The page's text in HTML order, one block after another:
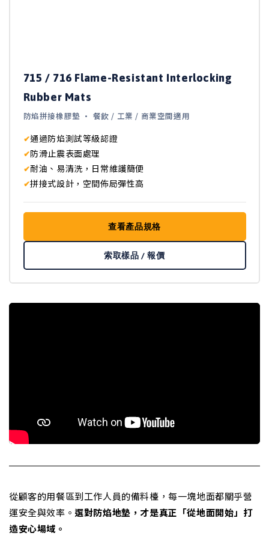
715 / 716 Flame-Resistant Interlocking
Rubber Mats
防焰拼接橡膠墊 · 餐飲 / 工業 / 商業空間適用
通過防焰測試等級認證
防滑止震表面處理
耐油、易清洗，日常維護簡便
拼接式設計，空間佈局彈性高
查看產品規格
索取樣品 / 報價
從顧客的用餐區到工作人員的備料檯，每一塊地面都關乎營
運安全與效率。 選對防焰地墊，才是真正「從地面開始」打
造安心場域。